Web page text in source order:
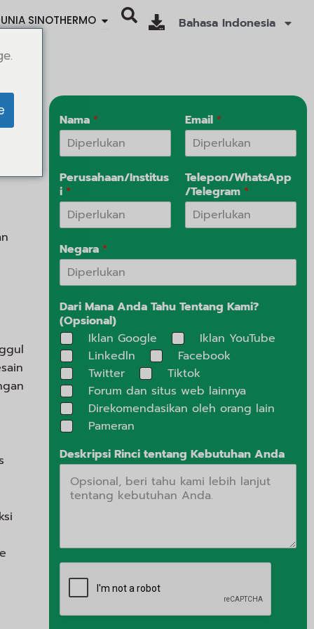
SINOTHERMO Ouvrir SINOTHERMO WORLD
Bahasa Indonesia
Nama *
Perusahaan/Institus
i *
Email *
Telepon/WhatsApp
/Telegram *
Negara *
Dari Mana Anda Tahu Tentang Kami?
(Opsional)
Iklan Google
Iklan YouTube
Linkedln
Facebook
Twitter
Tiktok
Forum dan situs web lainnya
Direkomendasikan oleh orang lain
Pameran
Deskripsi Rinci tentang Kebutuhan Anda